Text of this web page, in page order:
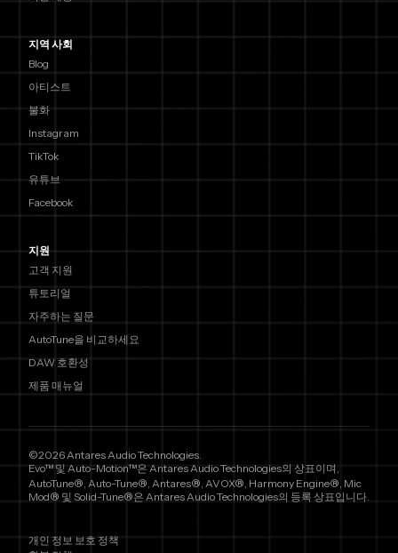
지역 사회
Blog
아티스트
불화
Instagram
TikTok
유튜브
Facebook
지원
고객 지원
튜토리얼
자주하는 질문
AutoTune을 비교하세요
DAW 호환성
제품 매뉴얼
©2026 Antares Audio Technologies.
Evo™ 및 Auto-Motion™은 Antares Audio Technologies의 상표이며,
AutoTune®, Auto-Tune®, Antares®, AVOX®, Harmony Engine®, Mic
Mod® 및 Solid-Tune®은 Antares Audio Technologies의 등록 상표입니다.
개인 정보 보호 정책